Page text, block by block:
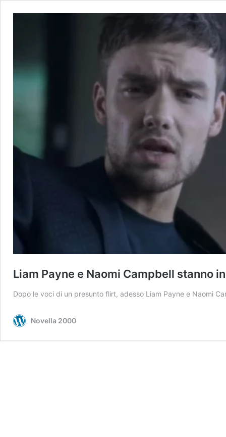
Liam Payne e Naomi Campbell stanno
Dopo le voci di un presunto flirt, adesso Liam Payne e Naomi
Novella 2000